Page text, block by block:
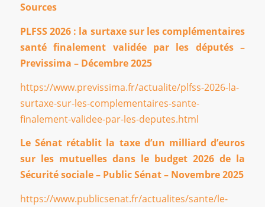
Sources
PLFSS 2026 : la surtaxe sur les complémentaires
santé finalement validée par les députés –
Previssima – Décembre 2025
https://www.previssima.fr/actualite/plfss-2026-la-
surtaxe-sur-les-complementaires-sante-
finalement-validee-par-les-deputes.html
Le Sénat rétablit la taxe d’un milliard d’euros
sur les mutuelles dans le budget 2026 de la
Sécurité sociale – Public Sénat – Novembre 2025
https://www.publicsenat.fr/actualites/sante/le-